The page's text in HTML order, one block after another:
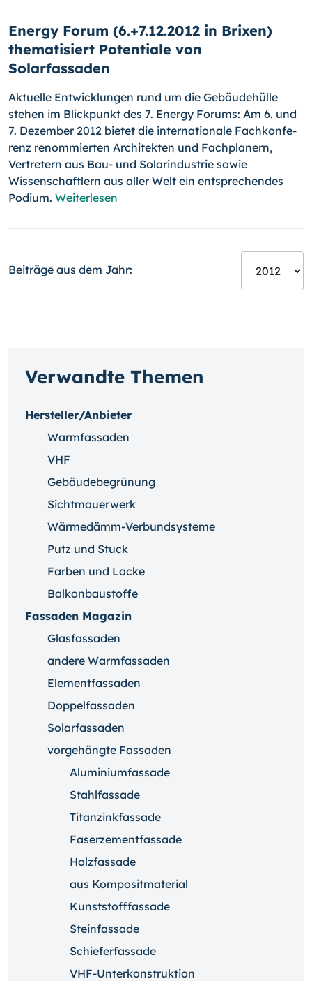
Energy Forum (6.+7.12.2012 in Brixen)
thematisiert Potentiale von
Solarfassaden
Aktuelle Entwicklungen rund um die Gebäudehülle
stehen im Blickpunkt des 7. Energy Forums: Am 6. und
7. Dezember 2012 bietet die internationale Fachkonfe­
renz renommierten Architekten und Fachplanern,
Vertretern aus Bau- und Solarindus­trie sowie
Wissenschaftlern aus aller Welt ein entsprechendes
Podium. Weiterlesen
Beiträge aus dem Jahr:
Verwandte Themen
Hersteller/Anbieter
Warmfassaden
VHF
Gebäudebegrünung
Sichtmauerwerk
Wärmedämm-Verbundsysteme
Putz und Stuck
Farben und Lacke
Balkonbaustoffe
Fassaden Magazin
Glasfassaden
andere Warmfassaden
Elementfassaden
Doppelfassaden
Solarfassaden
vorgehängte Fassaden
Aluminiumfassade
Stahlfassade
Titanzinkfassade
Faserzementfassade
Holzfassade
aus Kompositmaterial
Kunststofffassade
Steinfassade
Schieferfassade
VHF-Unterkonstruktion